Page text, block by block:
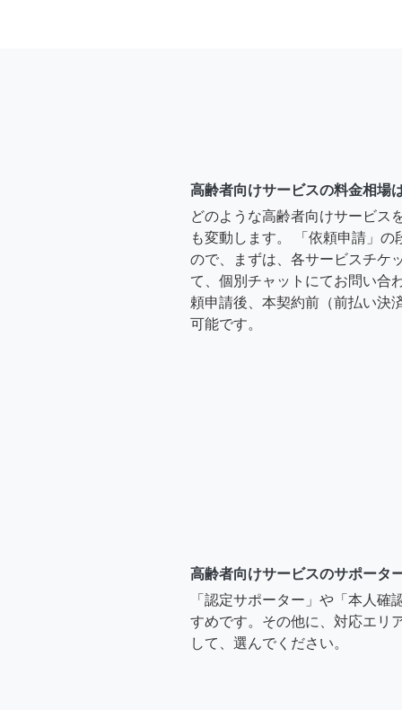
高齢者向けサービスの料金相場
どのような高齢者向けサービス
も変動します。 「依頼申請」
ので、まずは、各サービスチケ
て、個別チャットにてお問い合
頼申請後、本契約前（前払い決
可能です。
高齢者向けサービスのサポータ
「認定サポーター」や「本人確
すめです。その他に、対応エリ
して、選んでください。